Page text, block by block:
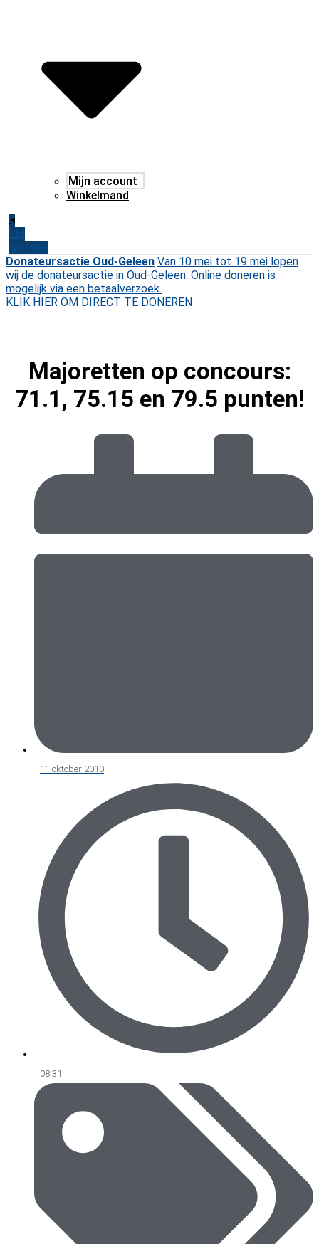
Mijn account
Winkelmand
Lid
worden
Donateursactie Oud-Geleen Van 10 mei tot 19 mei lopen
wij de donateursactie in Oud-Geleen. Online doneren is
mogelijk via een betaalverzoek.
KLIK HIER OM DIRECT TE DONEREN
Majoretten op concours:
71.1, 75.15 en 79.5 punten!
11 oktober 2010
08:31